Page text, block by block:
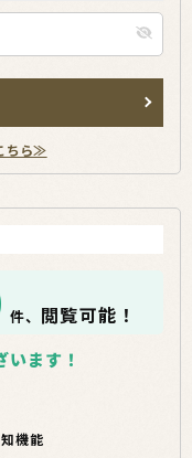
ちら≫
件、 閲覧可能！
ます！
機能